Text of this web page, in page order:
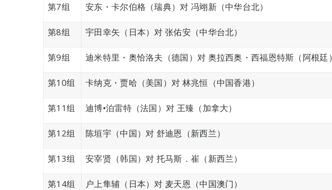
第7组 安东・卡尔伯格（瑞典）对 冯翊新（中华台北）
第8组 宇田幸矢（日本）对 张佑安（中华台北）
第9组 迪米特里・奥恰洛夫（德国）对 奥拉西奥・西福恩特斯（阿根廷）
第10组 卡纳克・贾哈（美国）对 林兆恒（中国香港）
第11组 迪博•泊雷特（法国）对 王臻（加拿大）
第12组 陈垣宇（中国）对 舒迪恩（新西兰）
第13组 安宰贤（韩国）对 托马斯．崔（新西兰）
第14组 户上隼辅（日本）对 麦天恩（中国澳门）